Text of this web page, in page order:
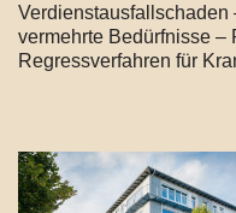
vermehrte Bedürfnisse –
Regressverfahren für